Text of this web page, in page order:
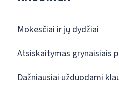
Mokesčiai ir jų dydžiai
Atsiskaitymas grynaisiais
Dažniausiai užduodami